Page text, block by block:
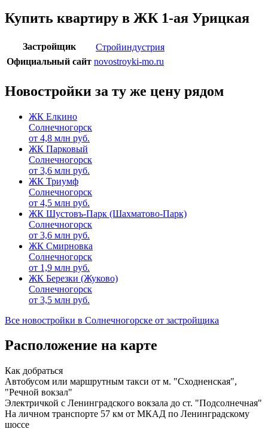
Купить квартиру в ЖК 1-ая Урицкая
Застройщик
Стройиндустрия
Официальный сайт novostroyki-mo.ru
Новостройки за ту же цену рядом
ЖК Елкино
Солнечногорск
от 4,8 млн руб.
ЖК Парковый
Солнечногорск
от 3,6 млн руб.
ЖК Триумф
Солнечногорск
от 4,5 млн руб.
ЖК Шустовъ-Парк (Шахматово-Парк)
Солнечногорск
от 3,6 млн руб.
ЖК Смирновка
Солнечногорск
от 1,9 млн руб.
ЖК Березки (Жуково)
Солнечногорск
от 3,5 млн руб.
Все новостройки в Солнечногорске от застройщика
Расположение на карте
Как добраться
Автобусом или маршрутным такси от м. "Сходненская",
"Речной вокзал"
Электричкой с Ленинградского вокзала до ст. "Подсолнечная"
На личном транспорте 57 км от МКАД по Ленинградскому
шоссе